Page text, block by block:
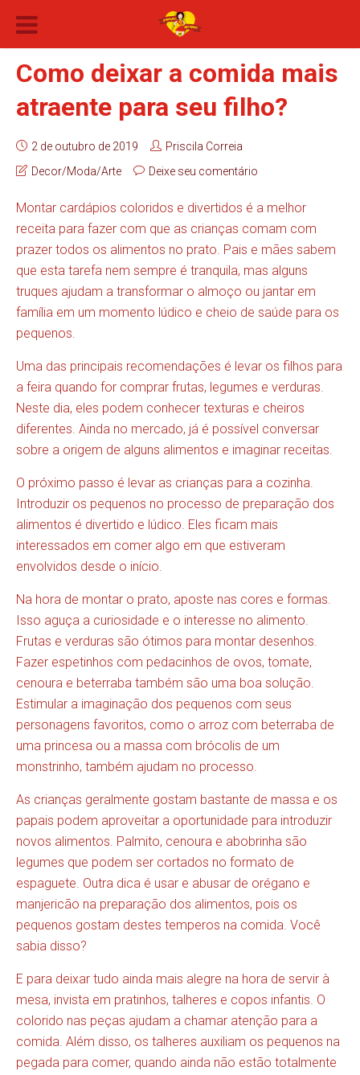
Como deixar a comida mais
atraente para seu filho?
2 de outubro de 2019
Priscila Correia
Decor/Moda/Arte
Deixe seu comentário
Montar cardápios coloridos e divertidos é a melhor
receita para fazer com que as crianças comam com
prazer todos os alimentos no prato. Pais e mães sabem
que esta tarefa nem sempre é tranquila, mas alguns
truques ajudam a transformar o almoço ou jantar em
família em um momento lúdico e cheio de saúde para os
pequenos.
Uma das principais recomendações é levar os filhos para
a feira quando for comprar frutas, legumes e verduras.
Neste dia, eles podem conhecer texturas e cheiros
diferentes. Ainda no mercado, já é possível conversar
sobre a origem de alguns alimentos e imaginar receitas.
O próximo passo é levar as crianças para a cozinha.
Introduzir os pequenos no processo de preparação dos
alimentos é divertido e lúdico. Eles ficam mais
interessados em comer algo em que estiveram
envolvidos desde o início.
Na hora de montar o prato, aposte nas cores e formas.
Isso aguça a curiosidade e o interesse no alimento.
Frutas e verduras são ótimos para montar desenhos.
Fazer espetinhos com pedacinhos de ovos, tomate,
cenoura e beterraba também são uma boa solução.
Estimular a imaginação dos pequenos com seus
personagens favoritos, como o arroz com beterraba de
uma princesa ou a massa com brócolis de um
monstrinho, também ajudam no processo.
As crianças geralmente gostam bastante de massa e os
papais podem aproveitar a oportunidade para introduzir
novos alimentos. Palmito, cenoura e abobrinha são
legumes que podem ser cortados no formato de
espaguete. Outra dica é usar e abusar de orégano e
manjericão na preparação dos alimentos, pois os
pequenos gostam destes temperos na comida. Você
sabia disso?
E para deixar tudo ainda mais alegre na hora de servir à
mesa, invista em pratinhos, talheres e copos infantis. O
colorido nas peças ajudam a chamar atenção para a
comida. Além disso, os talheres auxiliam os pequenos na
pegada para comer, quando ainda não estão totalmente